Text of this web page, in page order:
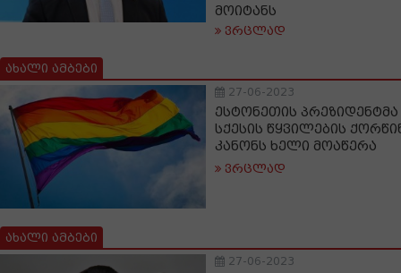
მოიტანს
ვრცლად
ახალი ამბები
27-06-2023
ესტონეთის
სქესის წყვილების
კანონს ხელი მოაწერა
ვრცლად
ახალი ამბები
27-06-2023